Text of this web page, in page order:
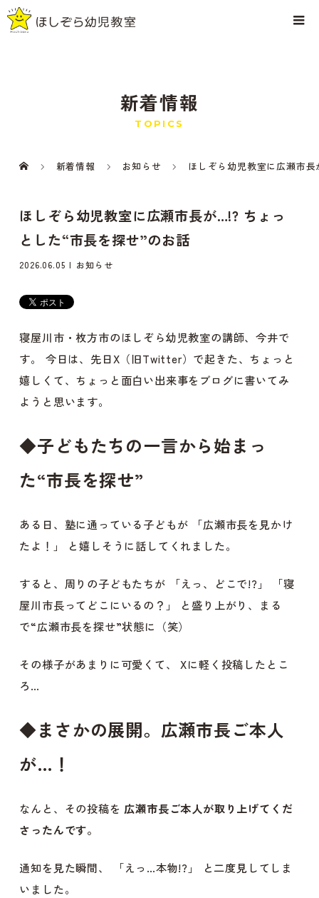
新着情報
TOPICS
新着情報 お知らせ ほしぞら幼児教室に広瀬市
ほしぞら幼児教室に広瀬市長が…!? ちょっ
とした“市長を探せ”のお話
2026.06.05 お知らせ
寝屋川市・枚方市のほしぞら幼児教室の講師、今井で
す。 今日は、先日X（旧Twitter）で起きた、ちょっと
嬉しくて、ちょっと面白い出来事をブログに書いてみ
ようと思います。
◆子どもたちの一言から始まっ
た“市長を探せ”
ある日、塾に通っている子どもが 「広瀬市長を見かけ
たよ！」 と嬉しそうに話してくれました。
すると、周りの子どもたちが 「えっ、どこで!?」 「寝
屋川市長ってどこにいるの？」 と盛り上がり、まる
で“広瀬市長を探せ”状態に（笑）
その様子があまりに可愛くて、 Xに軽く投稿したとこ
ろ…
◆まさかの展開。広瀬市長ご本人
が…！
なんと、その投稿を 広瀬市長ご本人が取り上げてくだ
さったんです。
通知を見た瞬間、 「えっ…本物!?」 と二度見してしま
いました。